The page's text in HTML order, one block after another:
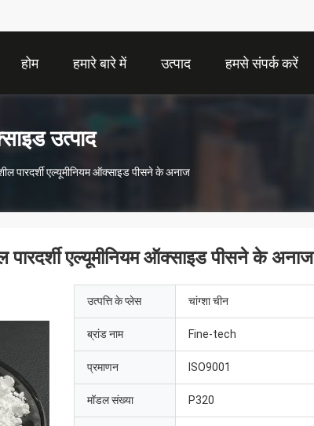
होम हमारे बारे में उत्पाद हमसे संपर्क करें
उत्पाद
पारदर्शी एल्यूमीनियम ऑक्साइड पीसने के अनाज
एल्यूमीनियम ऑक्साइड पीसने के अनाज
उत्पत्ति के प्लेस चांग्शा चीन
ब्रांड नाम Fine-tech
प्रमाणन ISO9001
मॉडल संख्या P320